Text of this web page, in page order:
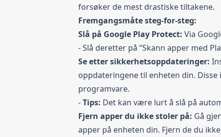
forsøker de mest drastiske tiltakene.
Fremgangsmåte steg-for-steg:
Slå på Google Play Protect: Via
- Slå deretter på ‘’Skann apper med
Se etter sikkerhetsoppdateringer:
oppdateringene til enheten din.
programvare.
-Tips: Det kan være lurt å slå på
Fjern apper du ikke stoler på: Gå
apper på enheten din. Fjern de du